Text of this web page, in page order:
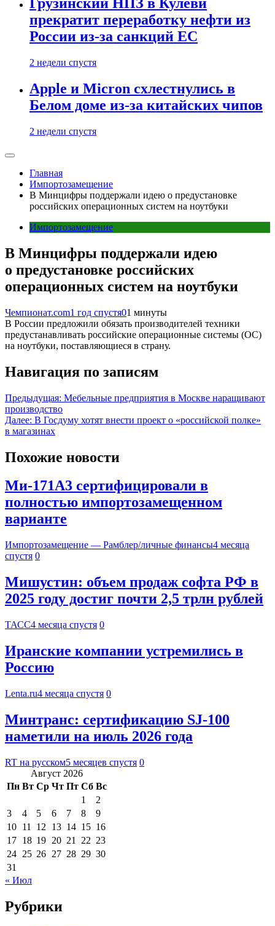
Грузинский НПЗ в Кулеви
прекратит переработку нефти из
России из-за санкций ЕС
2 недели спустя
Apple и Micron схлестнулись в
Белом доме из-за китайских чипов
2 недели спустя
Главная
Импортозамещение
В Минцифры поддержали идею о предустановке
российских операционных систем на ноутбуки
Импортозамещение
В Минцифры поддержали идею
о предустановке российских
операционных систем на ноутбуки
Чемпионат.com1 год спустя01 минуты
В России предложили обязать производителей техники
предустанавливать российские операционные системы (ОС)
на ноутбуки, поставляющиеся в страну.
Навигация по записям
Предыдущая: Мебельные предприятия в Москве наращивают
производство
Далее: В Госдуму хотят внести проект о «российской полке»
в магазинах
Похожие новости
Ми-171А3 сертифицировали в
полностью импортозамещенном
варианте
Импортозамещение — Рамблер/личные финансы4 месяца
спустя 0
Мишустин: объем продаж софта РФ в
2025 году достиг почти 2,5 трлн рублей
ТАСС4 месяца спустя 0
Иранские компании устремились в
Россию
Lenta.ru4 месяца спустя 0
Минтранс: сертификацию SJ-100
наметили на июль 2026 года
RT на русском5 месяцев спустя 0
Август 2026
Пн Вт Ср Чт Пт Сб Вс
1
2
3
4 5 6 7 8
9
10 11 12 13 14 15 16
17 18 19 20 21 22 23
24 25 26 27 28 29 30
31
« Июл
Рубрики